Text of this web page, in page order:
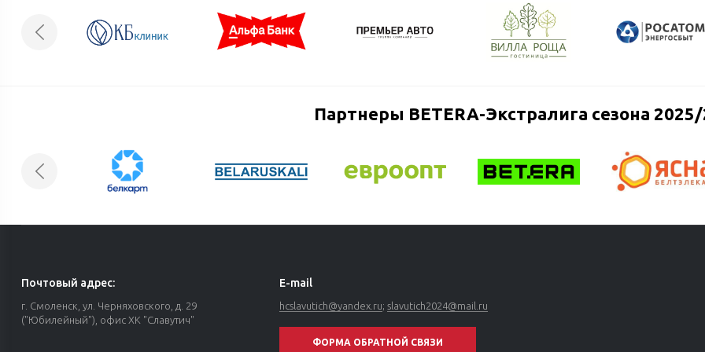
Партнеры BETERA-Экстралига сезона
Почтовый адрес:
г. Смоленск, ул. Черняховского, д. 29
("Юбилейный"), офис ХК "Славутич"
E-mail
hcslavutich@yandex.ru; slavutich2024@mail.ru
ФОРМА ОБРАТНОЙ СВЯЗИ